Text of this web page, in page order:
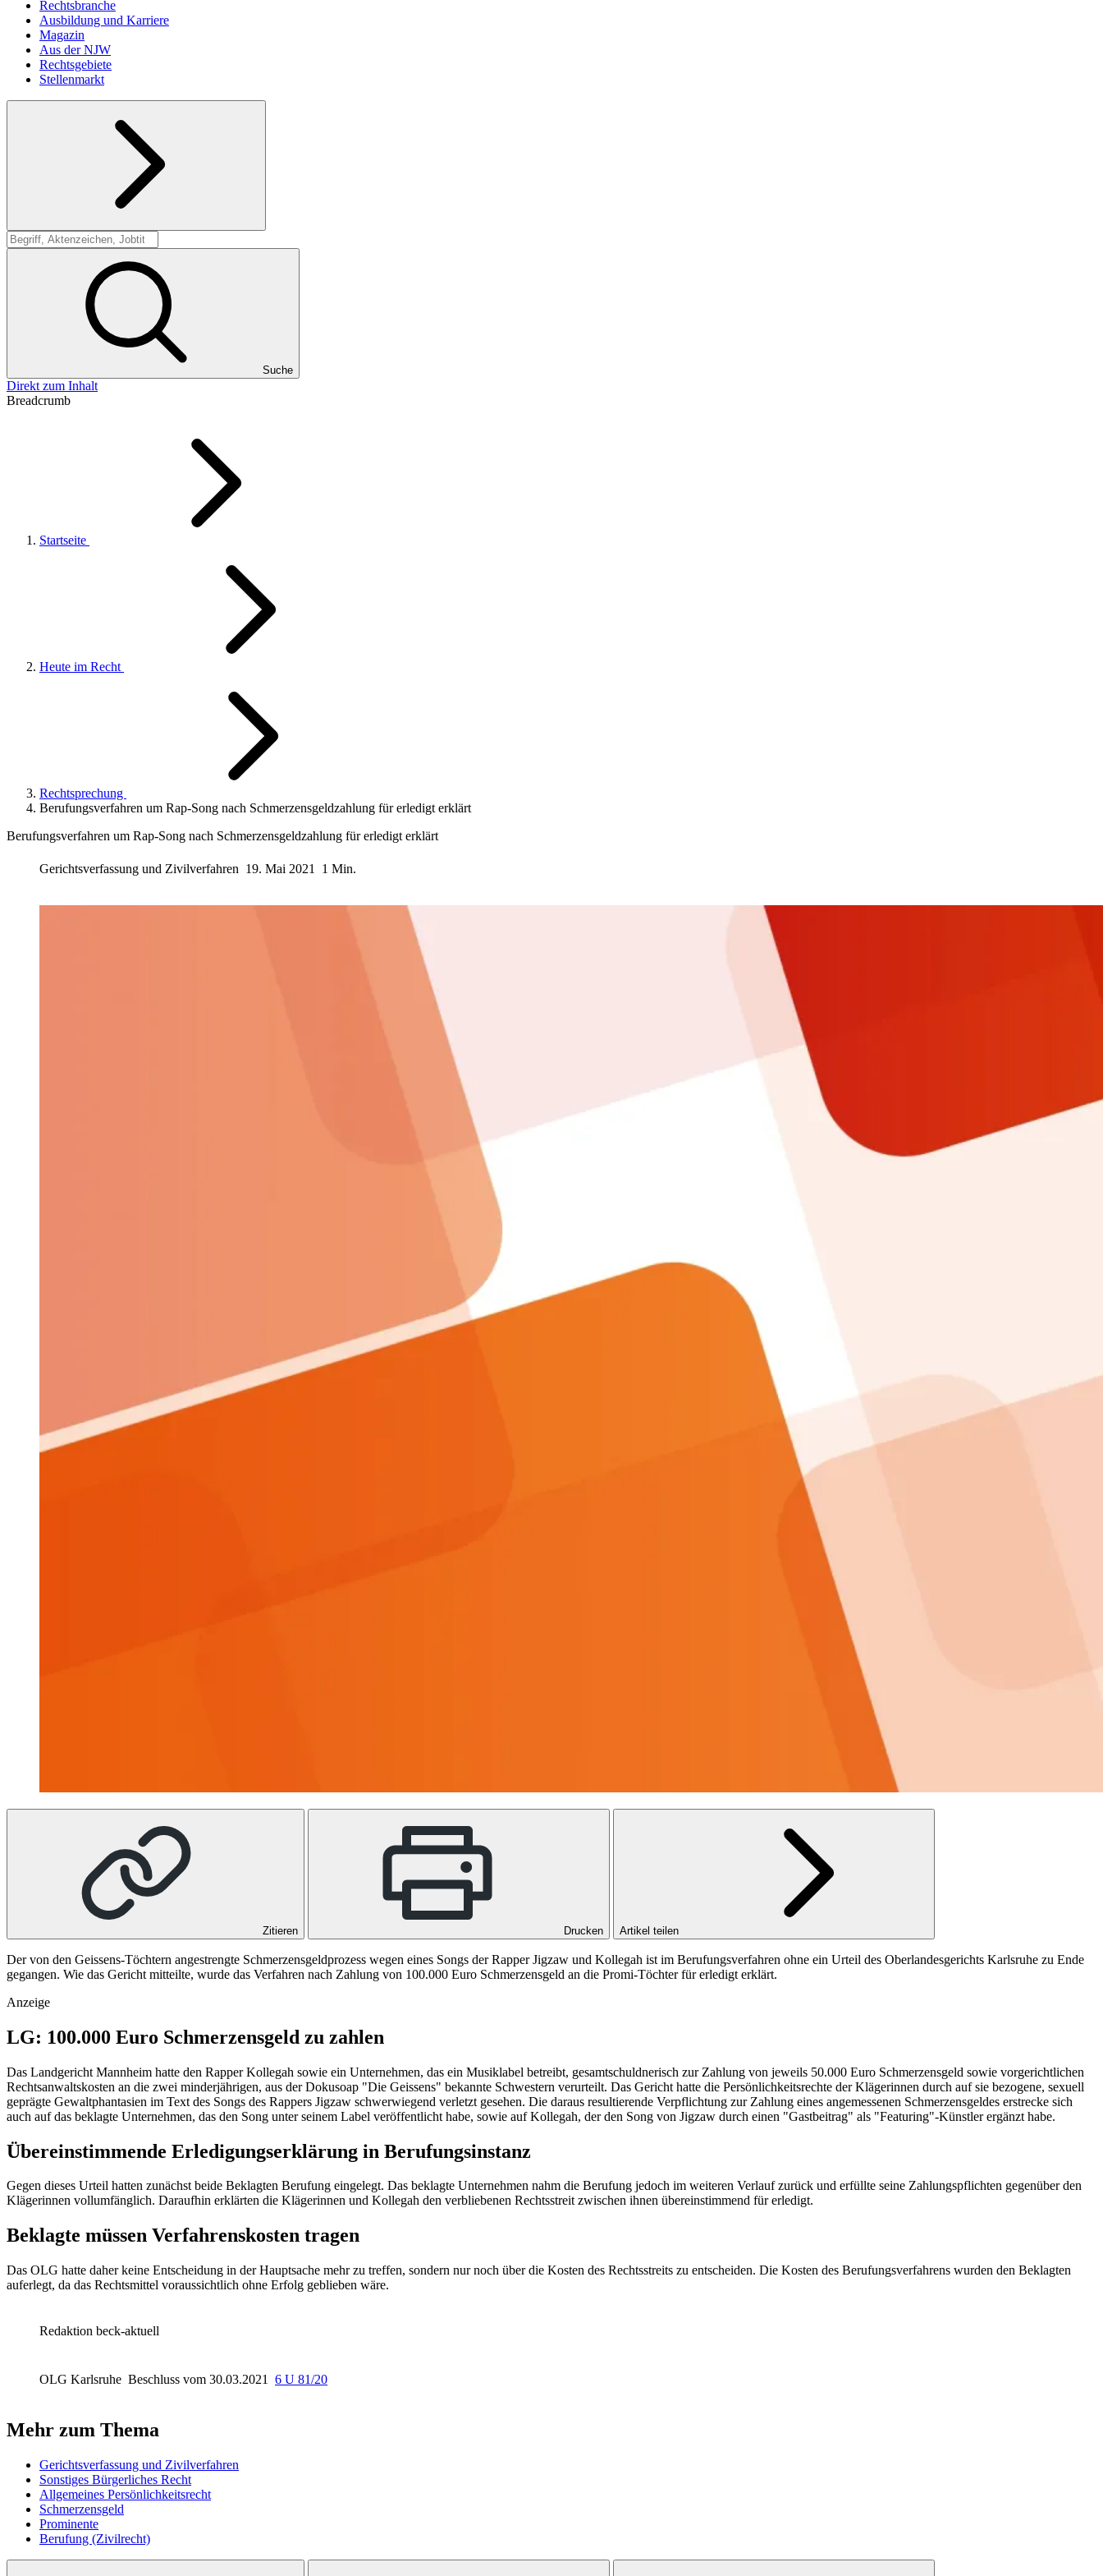
Rechtsbranche
Ausbildung und Karriere
Magazin
Aus der NJW
Rechtsgebiete
Stellenmarkt
Suche
Suche
Direkt zum Inhalt
Breadcrumb
Startseite
Heute im Recht
Rechtsprechung
Berufungsverfahren um Rap-Song nach Schmerzensgeldzahlung für erledigt erklärt
Berufungsverfahren um Rap-Song nach Schmerzensgeldzahlung für erledigt erklärt
Gerichtsverfassung und Zivilverfahren 19. Mai 2021 1 Min.
Zitieren Drucken Artikel teilen
Der von den Geissens-Töchtern angestrengte Schmerzensgeldprozess wegen eines Songs der Rapper Jigzaw und Kollegah ist im Berufungsverfahren ohne ein Urteil des Oberlandesgerichts Karlsruhe zu Ende
gegangen. Wie das Gericht mitteilte, wurde das Verfahren nach Zahlung von 100.000 Euro Schmerzensgeld an die Promi-Töchter für erledigt erklärt.
Anzeige
LG: 100.000 Euro Schmerzensgeld zu zahlen
Das Landgericht Mannheim hatte den Rapper Kollegah sowie ein Unternehmen, das ein Musiklabel betreibt, gesamtschuldnerisch zur Zahlung von jeweils 50.000 Euro Schmerzensgeld sowie vorgerichtlichen
Rechtsanwaltskosten an die zwei minderjährigen, aus der Dokusoap "Die Geissens" bekannte Schwestern verurteilt. Das Gericht hatte die Persönlichkeitsrechte der Klägerinnen durch auf sie bezogene, sexuell
geprägte Gewaltphantasien im Text des Songs des Rappers Jigzaw schwerwiegend verletzt gesehen. Die daraus resultierende Verpflichtung zur Zahlung eines angemessenen Schmerzensgeldes erstrecke sich
auch auf das beklagte Unternehmen, das den Song unter seinem Label veröffentlicht habe, sowie auf Kollegah, der den Song von Jigzaw durch einen "Gastbeitrag" als "Featuring"-Künstler ergänzt habe.
Übereinstimmende Erledigungserklärung in Berufungsinstanz
Gegen dieses Urteil hatten zunächst beide Beklagten Berufung eingelegt. Das beklagte Unternehmen nahm die Berufung jedoch im weiteren Verlauf zurück und erfüllte seine Zahlungspflichten gegenüber den
Klägerinnen vollumfänglich. Daraufhin erklärten die Klägerinnen und Kollegah den verbliebenen Rechtsstreit zwischen ihnen übereinstimmend für erledigt.
Beklagte müssen Verfahrenskosten tragen
Das OLG hatte daher keine Entscheidung in der Hauptsache mehr zu treffen, sondern nur noch über die Kosten des Rechtsstreits zu entscheiden. Die Kosten des Berufungsverfahrens wurden den Beklagten
auferlegt, da das Rechtsmittel voraussichtlich ohne Erfolg geblieben wäre.
Redaktion beck-aktuell
OLG Karlsruhe Beschluss vom 30.03.2021 6 U 81/20
Mehr zum Thema
Gerichtsverfassung und Zivilverfahren
Sonstiges Bürgerliches Recht
Allgemeines Persönlichkeitsrecht
Schmerzensgeld
Prominente
Berufung (Zivilrecht)